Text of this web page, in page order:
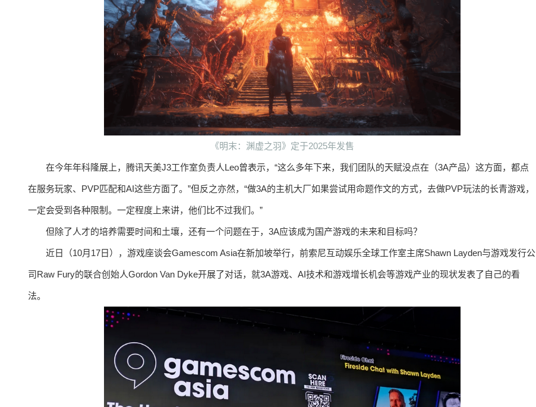
《明末：渊虚之羽》定于2025年发售
在今年年科隆展上，腾讯天美J3工作室负责人Leo曾表示，“这么多年下来，我们团队的天赋没点在（3A产品）这方面，都点
在服务玩家、PVP匹配和AI这些方面了。”但反之亦然，“做3A的主机大厂如果尝试用命题作文的方式，去做PVP玩法的长青游戏，
一定会受到各种限制。一定程度上来讲，他们比不过我们。”
但除了人才的培养需要时间和土壤，还有一个问题在于，3A应该成为国产游戏的未来和目标吗？
近日（10月17日），游戏座谈会Gamescom Asia在新加坡举行，前索尼互动娱乐全球工作室主席Shawn Layden与游戏发行公
司Raw Fury的联合创始人Gordon Van Dyke开展了对话，就3A游戏、AI技术和游戏增长机会等游戏产业的现状发表了自己的看
法。